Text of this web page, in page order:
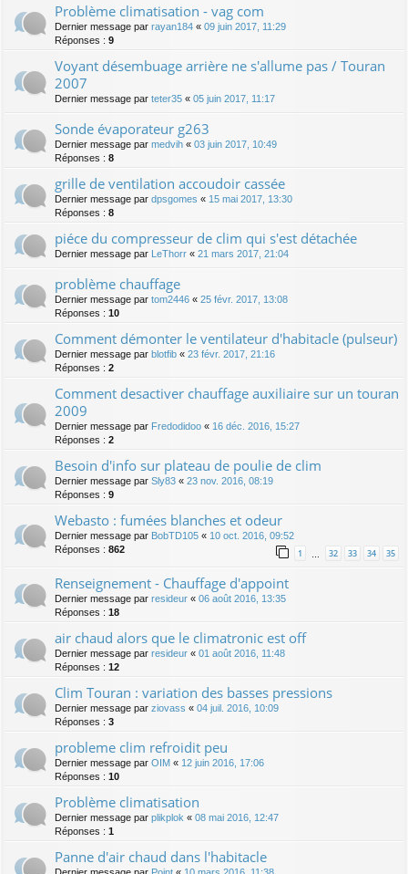
Problème climatisation - vag com
Dernier message par rayan184 « 09 juin 2017, 11:29
Réponses : 9
Voyant désembuage arrière ne s'allume pas / Touran
2007
Dernier message par teter35 « 05 juin 2017, 11:17
Sonde évaporateur g263
Dernier message par medvih « 03 juin 2017, 10:49
Réponses : 8
grille de ventilation accoudoir cassée
Dernier message par dpsgomes « 15 mai 2017, 13:30
Réponses : 8
piéce du compresseur de clim qui s'est détachée
Dernier message par LeThorr « 21 mars 2017, 21:04
problème chauffage
Dernier message par tom2446 « 25 févr. 2017, 13:08
Réponses : 10
Comment démonter le ventilateur d'habitacle (pulseur)
Dernier message par blotfib « 23 févr. 2017, 21:16
Réponses : 2
Comment desactiver chauffage auxiliaire sur un touran
2009
Dernier message par Fredodidoo « 16 déc. 2016, 15:27
Réponses : 2
Besoin d'info sur plateau de poulie de clim
Dernier message par Sly83 « 23 nov. 2016, 08:19
Réponses : 9
Webasto : fumées blanches et odeur
Dernier message par BobTD105 « 10 oct. 2016, 09:52
Réponses : 862 1 32 33 34 35
Renseignement - Chauffage d'appoint
Dernier message par resideur « 06 août 2016, 13:35
Réponses : 18
air chaud alors que le climatronic est off
Dernier message par resideur « 01 août 2016, 11:48
Réponses : 12
Clim Touran : variation des basses pressions
Dernier message par ziovass « 04 juil. 2016, 10:09
Réponses : 3
probleme clim refroidit peu
Dernier message par OIM « 12 juin 2016, 17:06
Réponses : 10
Problème climatisation
Dernier message par plikplok « 08 mai 2016, 12:47
Réponses : 1
Panne d'air chaud dans l'habitacle